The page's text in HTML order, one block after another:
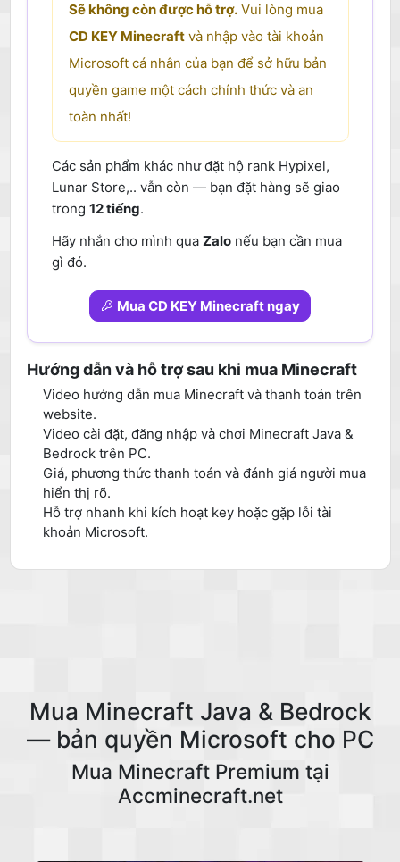
Sẽ không còn được hỗ trợ. Vui lòng mua
CD KEY Minecraft và nhập vào tài khoản
Microsoft cá nhân của bạn để sở hữu bản
quyền game một cách chính thức và an
toàn nhất!
Các sản phẩm khác như đặt hộ rank Hypixel,
Lunar Store,.. vẫn còn — bạn đặt hàng sẽ giao
trong 12 tiếng.
Hãy nhắn cho mình qua Zalonếu bạn cần mua
gì đó.
Mua CD KEY Minecraft ngay
Hướng dẫn và hỗ trợ sau khi mua Minecraft
Video hướng dẫn mua Minecraft và thanh toán trên
website.
Video cài đặt, đăng nhập và chơi Minecraft Java &
Bedrock trên PC.
Giá, phương thức thanh toán và đánh giá người mua
hiển thị rõ.
Hỗ trợ nhanh khi kích hoạt key hoặc gặp lỗi tài
khoản Microsoft.
Mua Minecraft Java & Bedrock
— bản quyền Microsoft cho PC
Mua Minecraft Premium tại
Accminecraft.net